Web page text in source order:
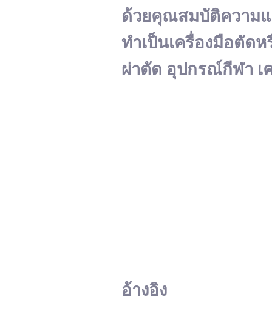
ด้วยคุณสมบัติความแ
ทำเป็นเครื่องมือตัดห
ผ่าตัด อุปกรณ์กีฬา เ
อ้างอิง